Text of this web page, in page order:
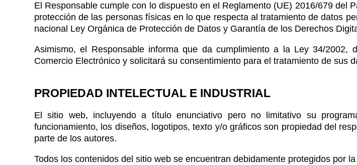
El Responsable cumple con lo dispuesto en el Reglamento (UE) 2016/679 del
protección de las personas físicas en lo que respecta al tratamiento de datos
nacional Ley Orgánica de Protección de Datos y Garantía de los Derechos
Asimismo, el Responsable informa que da cumplimiento a la Ley 34/
Comercio Electrónico y solicitará su consentimiento para el tratamiento de sus
PROPIEDAD INTELECTUAL E INDUSTRIAL
El sitio web, incluyendo a título enunciativo pero no limitativo su
funcionamiento, los diseños, logotipos, texto y/o gráficos son propiedad del
parte de los autores.
Todos los contenidos del sitio web se encuentran debidamente protegidos por